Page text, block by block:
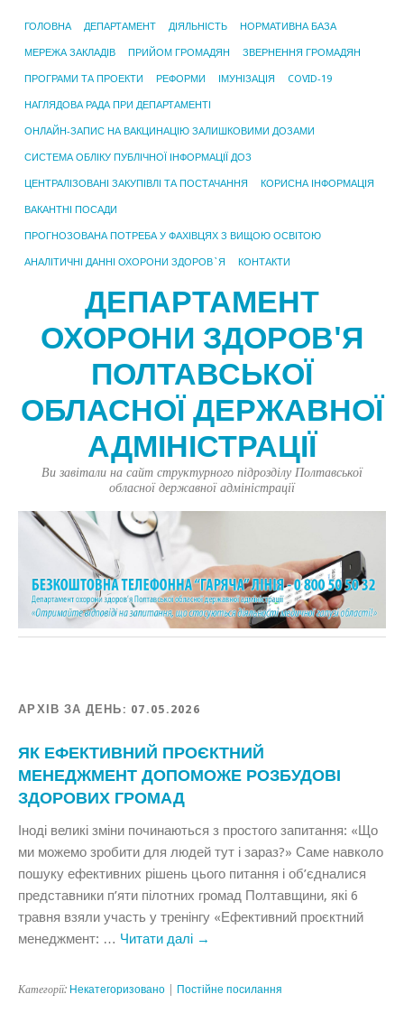
ГОЛОВНА ДЕПАРТАМЕНТ ДІЯЛЬНІСТЬ НОРМАТИВНА БАЗА
МЕРЕЖА ЗАКЛАДІВ ПРИЙОМ ГРОМАДЯН ЗВЕРНЕННЯ ГРОМАДЯН
ПРОГРАМИ ТА ПРОЕКТИ РЕФОРМИ ІМУНІЗАЦІЯ COVID-19
НАГЛЯДОВА РАДА ПРИ ДЕПАРТАМЕНТІ
ОНЛАЙН-ЗАПИС НА ВАКЦИНАЦІЮ ЗАЛИШКОВИМИ ДОЗАМИ
СИСТЕМА ОБЛІКУ ПУБЛІЧНОЇ ІНФОРМАЦІЇ ДОЗ
ЦЕНТРАЛІЗОВАНІ ЗАКУПІВЛІ ТА ПОСТАЧАННЯ КОРИСНА ІНФОРМАЦІЯ
ВАКАНТНІ ПОСАДИ
ПРОГНОЗОВАНА ПОТРЕБА У ФАХІВЦЯХ З ВИЩОЮ ОСВІТОЮ
АНАЛІТИЧНІ ДАННІ ОХОРОНИ ЗДОРОВ`Я КОНТАКТИ
ДЕПАРТАМЕНТ
ОХОРОНИ ЗДОРОВ'Я
ПОЛТАВСЬКОЇ
ОБЛАСНОЇ ДЕРЖАВНОЇ
АДМІНІСТРАЦІЇ
Ви завітали на сайт структурного підрозділу Полтавської
обласної державної адміністрації
АРХІВ ЗА ДЕНЬ: 07.05.2026
ЯК ЕФЕКТИВНИЙ ПРОЄКТНИЙ
МЕНЕДЖМЕНТ ДОПОМОЖЕ РОЗБУДОВІ
ЗДОРОВИХ ГРОМАД
Іноді великі зміни починаються з простого запитання: «Що
ми можемо зробити для людей тут і зараз?» Саме навколо
пошуку ефективних рішень цього питання і об’єдналися
представники п’яти пілотних громад Полтавщини, які 6
травня взяли участь у тренінгу «Ефективний проєктний
менеджмент: … Читати далі →
Категорії: Некатегоризовано Постійне посилання